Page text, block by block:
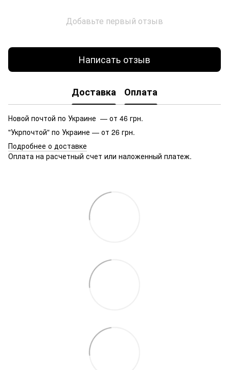
Добавьте первый отзыв
Написать отзыв
Доставка Оплата
Новой почтой по Украине — от 46 грн.
"Укрпочтой" по Украине — от 26 грн.
Подробнее о доставке
Оплата на расчетный счет или наложенный платеж.